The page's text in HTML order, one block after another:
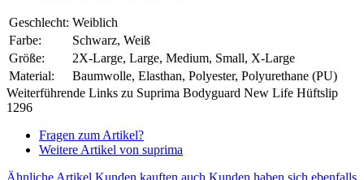
Geschlecht: Weiblich
Farbe:
Schwarz, Weiß
Größe:
2X-Large, Large, Medium, Small, X-Large
Material:
Baumwolle, Elasthan, Polyester, Polyurethane (PU)
Weiterführende Links zu Suprima Bodyguard New Life Hüftslip
1296
Fragen zum Artikel?
Weitere Artikel von suprima
Ähnliche Artikel Kunden kauften auch Kunden haben sich ebenfalls